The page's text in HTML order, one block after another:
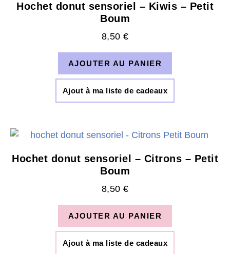
Hochet donut sensoriel – Kiwis – Petit
Boum
8,50 €
AJOUTER AU PANIER
Ajout à ma liste de cadeaux
Hochet donut sensoriel – Citrons – Petit
Boum
8,50 €
AJOUTER AU PANIER
Ajout à ma liste de cadeaux